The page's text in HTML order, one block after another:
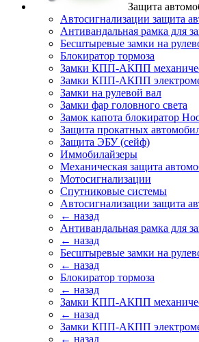
Защита
Автосигнализации защита
Антивандальная рамка для
Бесштыревые замки на
Блокиратор тормоза
Замки КПП-АКПП
Замки КПП-АКПП
Замки на рулевой вал
Замки фар головного света
Замок капота блокиратор
Защита прокатных
Защита ЭБУ (сейф)
Иммобилайзеры
Механическая защита
Мотосигнализации
Спутниковые системы
Автосигнализации защита
← назад
Антивандальная рамка для
← назад
Бесштыревые замки на
← назад
Блокиратор тормоза
← назад
Замки КПП-АКПП
← назад
Замки КПП-АКПП
← назад